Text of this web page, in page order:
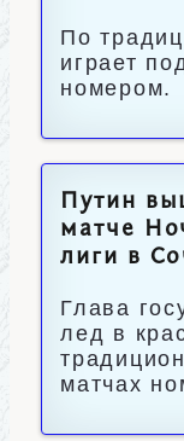
По
играет
номером.
Путин
матче
лиги в
Глава
лед в
матчах